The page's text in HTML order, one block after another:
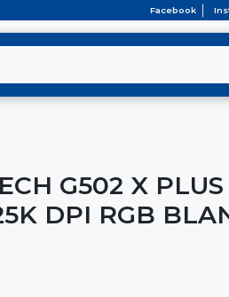
Facebook
G502 X PLUS
DPI RGB